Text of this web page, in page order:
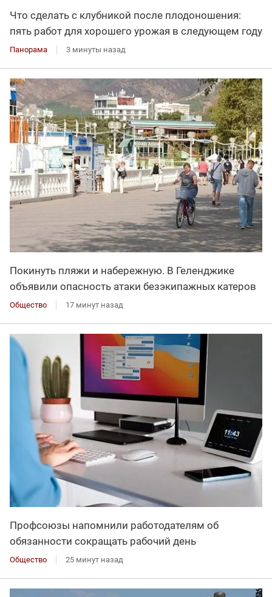
Что сделать с клубникой после плодоношения:
пять работ для хорошего урожая в следующем году
Панорама 3 минуты назад
Покинуть пляжи и набережную. В Геленджике
объявили опасность атаки безэкипажных катеров
Общество 17 минут назад
Профсоюзы напомнили работодателям об
обязанности сокращать рабочий день
Общество 25 минут назад